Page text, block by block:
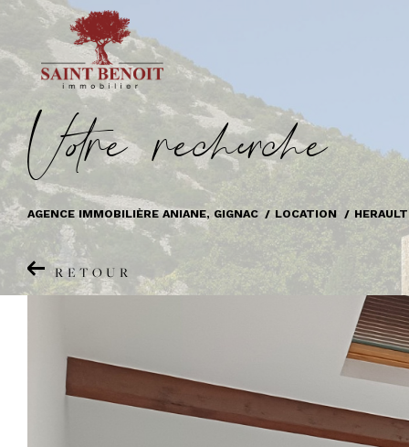
Vore recece
AGENCE IMMOBILIÈRE ANIANE, GIGNAC LOCATION HERAULT
RETOUR